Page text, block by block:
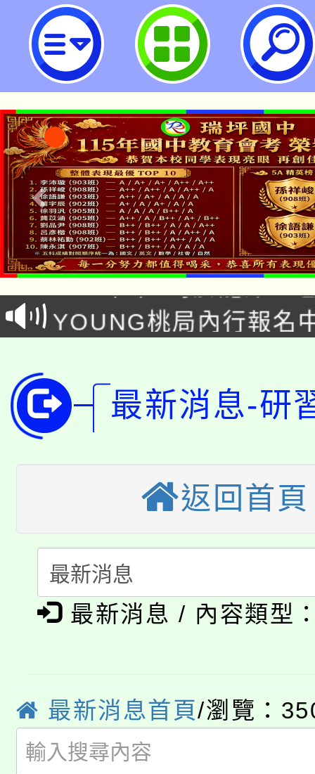
114年「生成式AI應用工作坊」研
學)-桃園市立瑞坪國民中學
「本色祭」8/29、30在
場熱烈登場!
8/21下午1時於龍潭區
徵才活動。
YOUNG桃局內行報名
8月14至27日，桃園電
開!
115年桃園市運動會8/
田徑場及游泳池舉行。
桃園市低收入戶享有免
半價優惠，詳情可洽有
者。
份教師增能研習
大溪自造教育及科技
會
115年食農教育專業人
程
「本色祭」8/29、30在
場熱烈登場!
8/21下午1時於龍潭區
局官網。
8月14至27日，桃園電
開!
115年桃園市運動會8/
桃園市低收入戶享有免
最新消息-研
返回首頁
最新消息 / 內容類型
最新消息首頁/瀏覽：